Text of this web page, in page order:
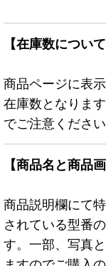
【在庫数について
商品ページに表
在庫数となりま
でご注意ください
【商品名と商品
商品説明欄にて
されている型番
す。一部、写真